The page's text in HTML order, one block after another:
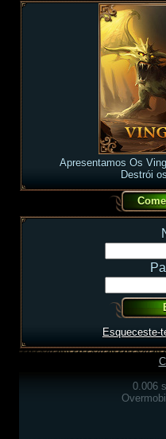
Apresentamos Os
Destrói
Esqueceste-
0.006